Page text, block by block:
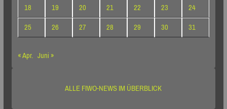
18
19 20 21 22 23
24
25
26 27 28 29 30
31
« Apr. Juni »
ALLE FIWO-NEWS IM ÜBERBLICK